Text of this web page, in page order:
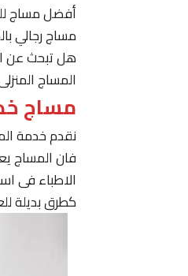
أفضل مساج
مساج رجالي بالكويت ,مساج
هل تبحث عن
المساج
مساج خدمة
نقدم خدمة
فان المساج
الاطباء فى
كطرق بديلة